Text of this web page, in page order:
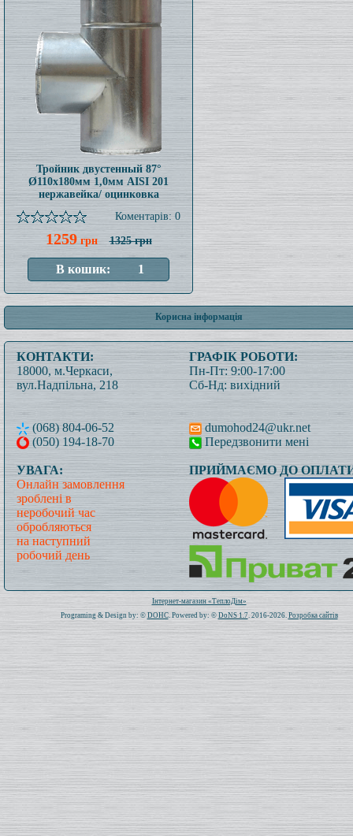
Тройник двустенный 87°
Ø110x180мм 1,0мм AISI 201
нержавейка/ оцинковка
Коментарів: 0
1259грн 1325 грн
Корисна інформація
КОНТАКТИ:
18000, м.Черкаси,
вул.Надпільна, 218
(068) 804-06-52
(050) 194-18-70
ГРАФІК РОБОТИ:
Пн-Пт: 9:00-17:00
Сб-Нд: вихідний
dumohod24@ukr.net
Передзвонити мені
УВАГА:
Онлайн замовлення
зроблені в
неробочий час
обробляються
на наступний
робочий день
ПРИЙМАЄМО ДО
Інтернет-магазин «ТеплоДім»
Programing & Design by: © DOHC. Powered by: © DoNS 1.7. 2016-2026. Розробка сайтів